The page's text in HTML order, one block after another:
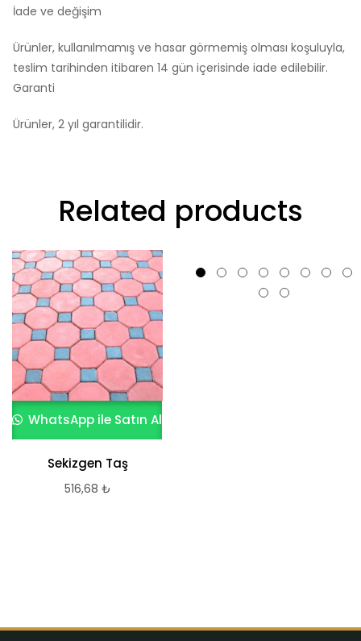
İade ve değişim
Ürünler, kullanılmamış ve hasar görmemiş olması koşuluyla,
teslim tarihinden itibaren 14 gün içerisinde iade edilebilir.
Garanti
Ürünler, 2 yıl garantilidir.
Related products
WhatsApp ile Satın Al
Sekizgen Taş
516,68 ₺